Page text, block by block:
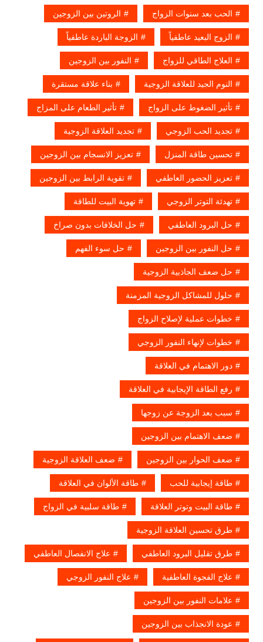
الحب بعد سنوات الزواج الروتين بين الزوجين
الزوج البعيد عاطفياً الزوجة الباردة عاطفياً
العلاج الطاقي للزواج النفور بين الزوجين
النوم الجيد للعلاقة الزوجية بناء علاقة مستقرة
تأثير الضغوط على الزواج تأثير الطعام على المزاج
تجديد الحب الزوجي تجديد العلاقة الزوجية
تحسين طاقة المنزل تعزيز الانسجام بين الزوجين
تعزيز الحضور العاطفي تقوية الرابط بين الزوجين
تهدئة التوتر الزوجي تهوية البيت للطاقة
حل البرود العاطفي حل الخلافات بدون صراخ
حل النفور بين الزوجين حل سوء الفهم
حل ضعف الجاذبية الزوجية
حلول للمشاكل الزوجية المزمنة
خطوات عملية لإصلاح الزواج
خطوات لإنهاء النفور الزوجي
دور الاهتمام في العلاقة
رفع الطاقة الإيجابية في العلاقة
سبب بعد الزوجة عن زوجها
ضعف الاهتمام بين الزوجين
ضعف الحوار بين الزوجين ضعف العلاقة الزوجية
طاقة إيجابية للحب طاقة الألوان في العلاقة
طاقة البيت وتوتر العلاقة طاقة سلبية في الزواج
طرق تحسين العلاقة الزوجية
طرق تقليل البرود العاطفي علاج الانفصال العاطفي
علاج الفجوة العاطفية علاج النفور الزوجي
علامات النفور بين الزوجين
عودة الانجذاب بين الزوجين